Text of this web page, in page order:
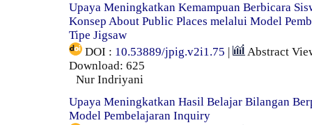
Upaya Meningkatkan Kemampuan Berbicara
Konsep About Public Places melalui Model
Tipe Jigsaw
DOI : 10.53889/jpig.v2i1.75
Abstract
Download: 625
Nur Indriyani
Upaya Meningkatkan Hasil Belajar Bilangan
Model Pembelajaran Inquiry